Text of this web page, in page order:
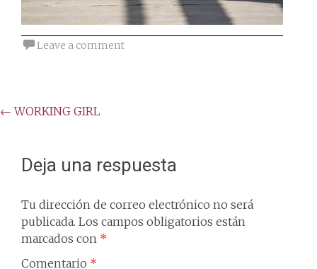
Leave a comment
Post
← WORKING GIRL
Deja una respuesta
Tu dirección de correo electrónico no será
publicada. Los campos obligatorios están
marcados con *
Comentario *